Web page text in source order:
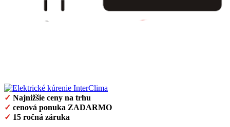
✓ Najnižšie ceny na trhu
✓ cenová ponuka ZADARMO
✓ 15 ročná záruka